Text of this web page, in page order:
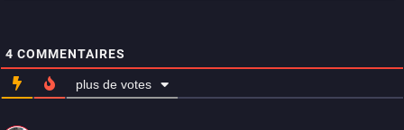
4 COMMENTAIRES
plus de votes